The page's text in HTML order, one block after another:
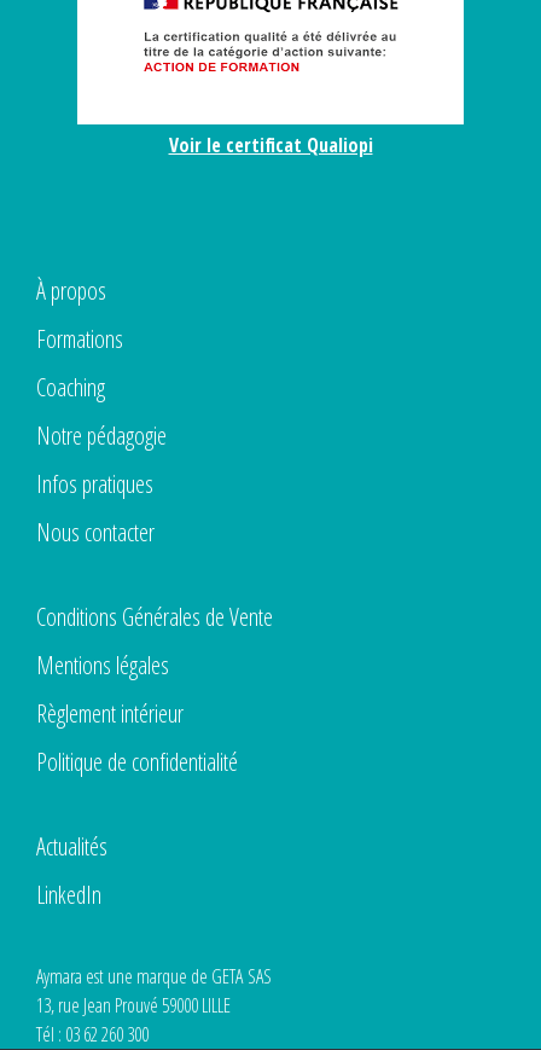
Voir le certificat Qualiopi
À propos
Formations
Coaching
Notre pédagogie
Infos pratiques
Nous contacter
Conditions Générales de Vente
Mentions légales
Règlement intérieur
Politique de confidentialité
Actualités
LinkedIn
Aymara est une marque de GETA SAS
13, rue Jean Prouvé 59000 LILLE
Tél : 03 62 260 300